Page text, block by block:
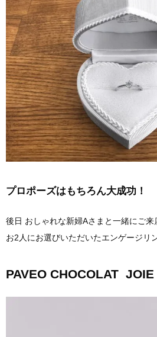
プロポーズはもちろん大成功！
後日 おしゃれな新婦Aさまと一緒にご来
お2人にお選びいただいたエンゲージリ
PAVEO CHOCOLAT JOIE